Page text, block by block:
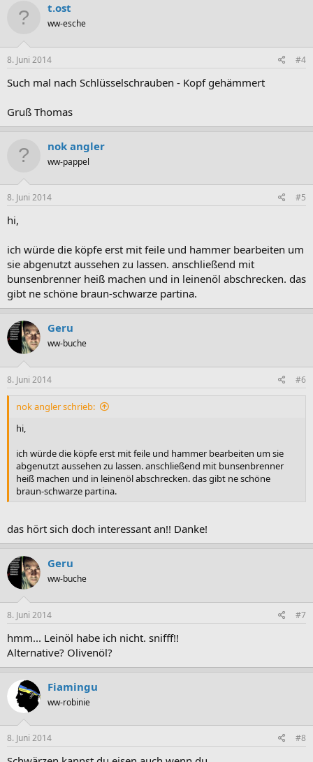
t.ost
ww-esche
8. Juni 2014 #4
Such mal nach Schlüsselschrauben - Kopf gehämmert
Gruß Thomas
nok angler
ww-pappel
8. Juni 2014 #5
hi,
ich würde die köpfe erst mit feile und hammer bearbeiten um
sie abgenutzt aussehen zu lassen. anschließend mit
bunsenbrenner heiß machen und in leinenöl abschrecken. das
gibt ne schöne braun-schwarze partina.
Geru
ww-buche
8. Juni 2014 #6
nok angler schrieb:
hi,
ich würde die köpfe erst mit feile und hammer bearbeiten um sie
abgenutzt aussehen zu lassen. anschließend mit bunsenbrenner
heiß machen und in leinenöl abschrecken. das gibt ne schöne
braun-schwarze partina.
das hört sich doch interessant an!! Danke!
Geru
ww-buche
8. Juni 2014 #7
hmm... Leinöl habe ich nicht. snifff!!
Alternative? Olivenöl?
Fiamingu
ww-robinie
8. Juni 2014 #8